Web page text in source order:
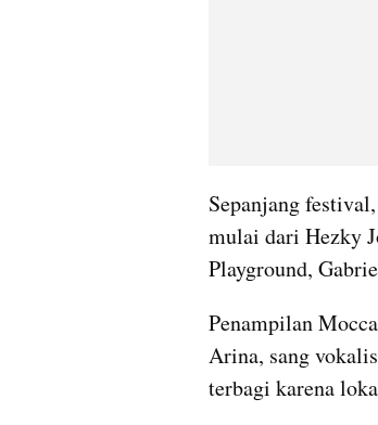
Sepanjang
mulai dari Hezky
Playground,
Penampilan
Arina, sang
terbagi karena